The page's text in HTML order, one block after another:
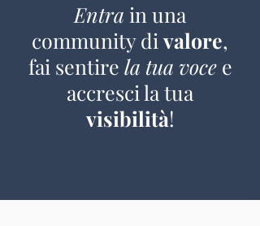
Entra in una
community di valore,
fai sentire la tua vocee
accresci la tua
visibilità!